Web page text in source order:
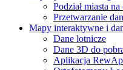
Podział miasta
Przetwarzanie
Mapy interaktywne i
Dane lotnicze
Dane 3D do
Aplikacja